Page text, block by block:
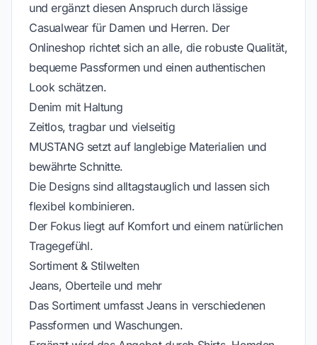
und ergänzt diesen Anspruch durch lässige
Casualwear für Damen und Herren. Der
Onlineshop richtet sich an alle, die robuste Qualität,
bequeme Passformen und einen authentischen
Look schätzen.
Denim mit Haltung
Zeitlos, tragbar und vielseitig
MUSTANG setzt auf langlebige Materialien und
bewährte Schnitte.
Die Designs sind alltagstauglich und lassen sich
flexibel kombinieren.
Der Fokus liegt auf Komfort und einem natürlichen
Tragegefühl.
Sortiment & Stilwelten
Jeans, Oberteile und mehr
Das Sortiment umfasst Jeans in verschiedenen
Passformen und Waschungen.